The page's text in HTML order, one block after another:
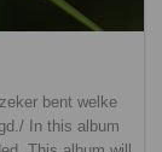
bent welke
In this album